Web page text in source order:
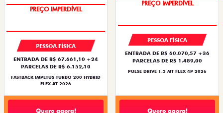
PREÇO IMPERDÍVEL
PESSOA FÍSICA
ENTRADA DE R$ 67.661,10 +24
PARCELAS DE R$ 6.152,10
FASTBACK IMPETUS TURBO 200 HYBRID
FLEX AT 2026
Quero agora!
PREÇO IMPERDÍVEL
PESSOA FÍSICA
ENTRADA DE R$ 60.070,57 +36
PARCELAS DE R$ 1.489,00
PULSE DRIVE 1.3 MT FLEX 4P 2026
Quero agora!